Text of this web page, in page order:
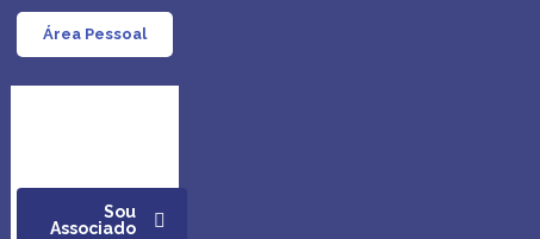
Área Pessoal
Sou
Associado